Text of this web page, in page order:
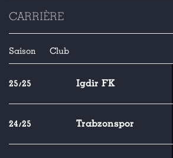
CARRIÈRE
Saison Club
25/25 Igdir FK
24/25 Trabzonspor